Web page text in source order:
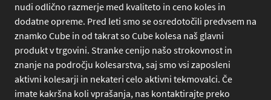
nudi odlično razmerje med kvaliteto in ceno koles in
dodatne opreme. Pred leti smo se osredotočili predvsem na
znamko Cube in od takrat so Cube kolesa naš glavni
produkt v trgovini. Stranke cenijo našo strokovnost in
znanje na področju kolesarstva, saj smo vsi zaposleni
aktivni kolesarji in nekateri celo aktivni tekmovalci. Če
imate kakršna koli vprašanja, nas kontaktirajte preko